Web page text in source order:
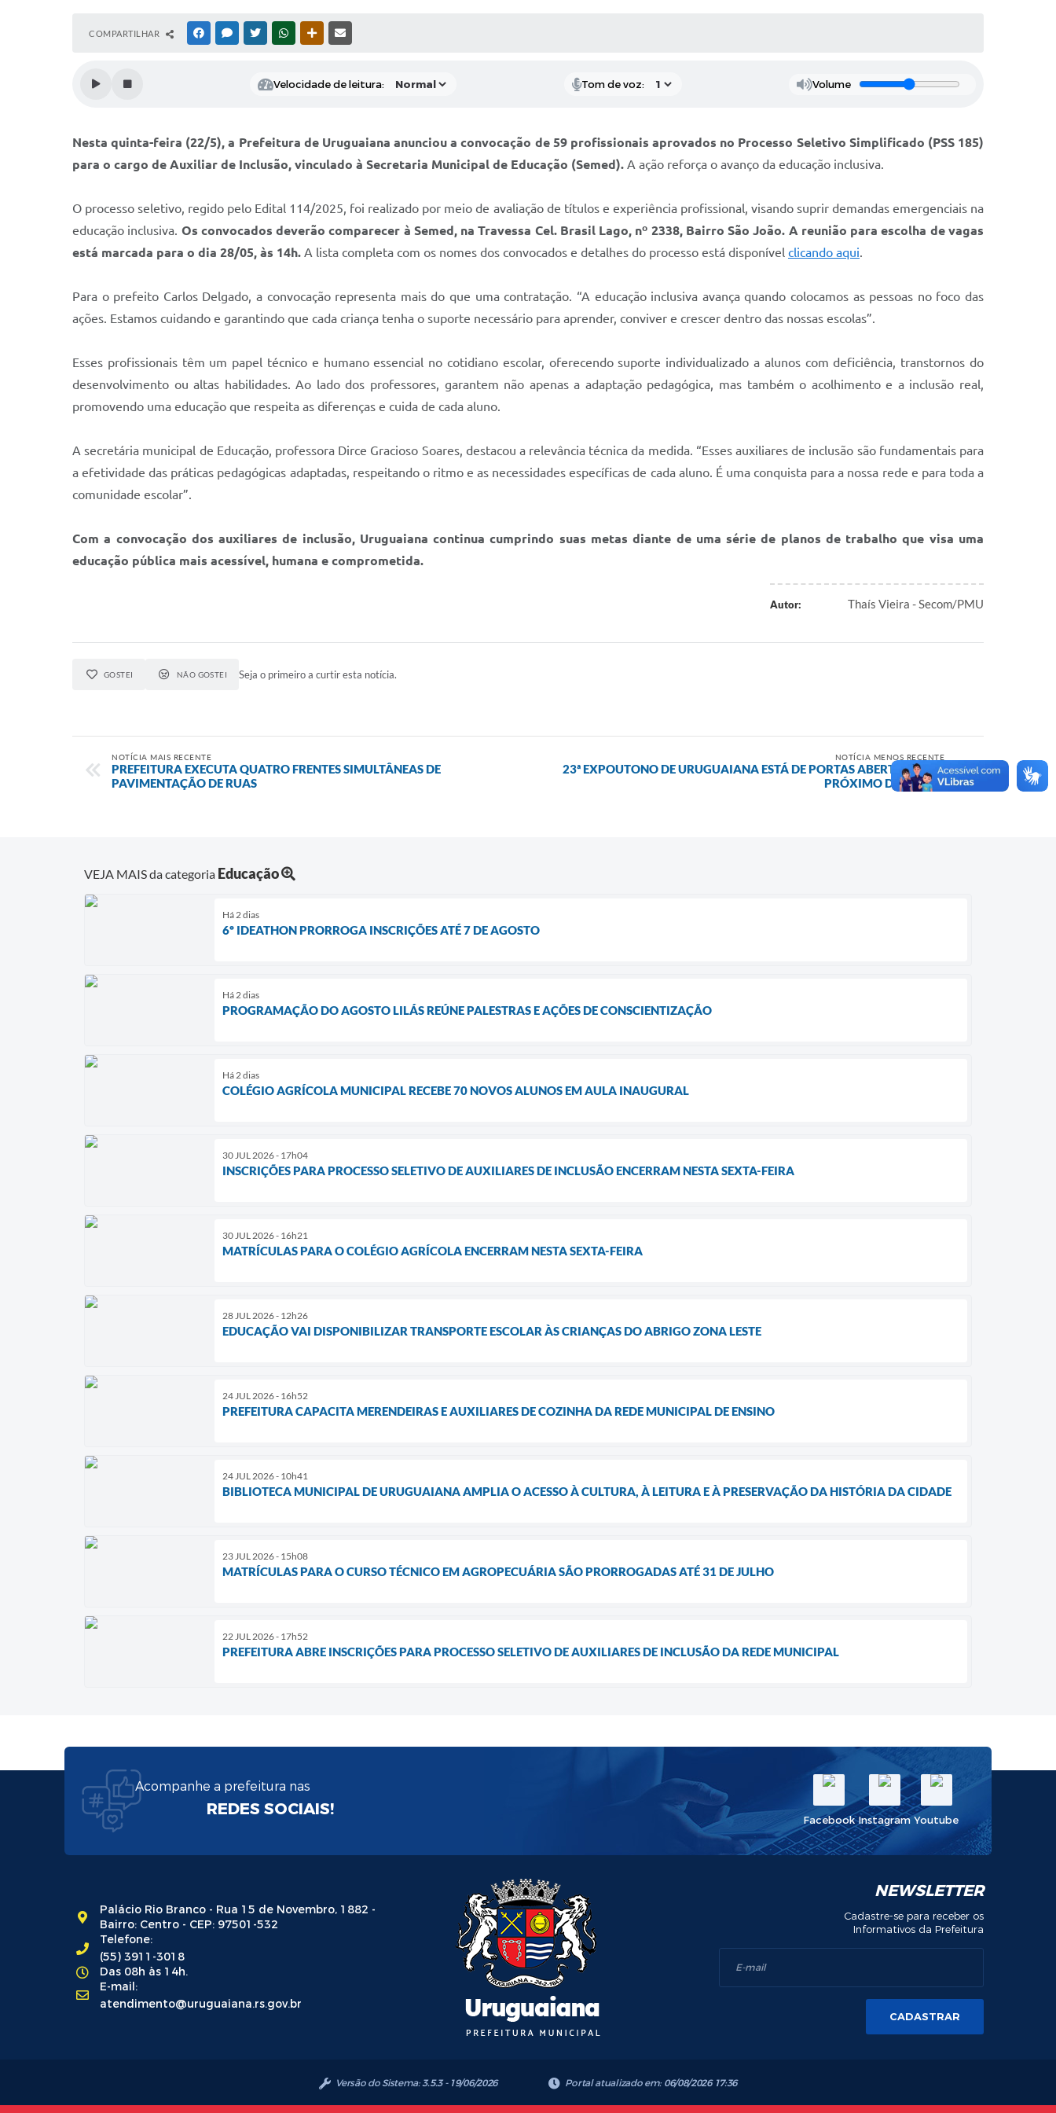
COMPARTILHAR FACEBOOKMESSENGER
TWITTERWHATSAPPOUTRAS MÍDIAS
Velocidade de leitura: Tom de voz: Volume
Nesta quinta-feira (22/5), a Prefeitura de Uruguaiana anunciou a convocação de 59 profissionais aprovados no Processo Seletivo Simplificado (PSS 185)
para o cargo de Auxiliar de Inclusão, vinculado à Secretaria Municipal de Educação (Semed). A ação reforça o avanço da educação inclusiva.
O processo seletivo, regido pelo Edital 114/2025, foi realizado por meio de avaliação de títulos e experiência profissional, visando suprir demandas emergenciais na
educação inclusiva. Os convocados deverão comparecer à Semed, na Travessa Cel. Brasil Lago, nº 2338, Bairro São João. A reunião para escolha de vagas
está marcada para o dia 28/05, às 14h. A lista completa com os nomes dos convocados e detalhes do processo está disponível clicando aqui.
Para o prefeito Carlos Delgado, a convocação representa mais do que uma contratação. “A educação inclusiva avança quando colocamos as pessoas no foco das
ações. Estamos cuidando e garantindo que cada criança tenha o suporte necessário para aprender, conviver e crescer dentro das nossas escolas”.
Esses profissionais têm um papel técnico e humano essencial no cotidiano escolar, oferecendo suporte individualizado a alunos com deficiência, transtornos do
desenvolvimento ou altas habilidades. Ao lado dos professores, garantem não apenas a adaptação pedagógica, mas também o acolhimento e a inclusão real,
promovendo uma educação que respeita as diferenças e cuida de cada aluno.
A secretária municipal de Educação, professora Dirce Gracioso Soares, destacou a relevância técnica da medida. “Esses auxiliares de inclusão são fundamentais para
a efetividade das práticas pedagógicas adaptadas, respeitando o ritmo e as necessidades específicas de cada aluno. É uma conquista para a nossa rede e para toda a
comunidade escolar”.
Com a convocação dos auxiliares de inclusão, Uruguaiana continua cumprindo suas metas diante de uma série de planos de trabalho que visa uma
educação pública mais acessível, humana e comprometida.
Autor: Thaís Vieira - Secom/PMU
GOSTEI NÃO GOSTEI Seja o primeiro a curtir esta notícia.
NOTÍCIA MAIS RECENTE
PREFEITURA EXECUTA QUATRO FRENTES SIMULTÂNEAS DE
PAVIMENTAÇÃO DE RUAS
NOTÍCIA MENOS RECENTE
23ª EXPOUTONO DE URUGUAIANA ESTÁ DE PORTAS ABERTAS ATÉ O
PRÓXIMO DOMINGO
VEJA MAIS da categoria Educação
Há 2 dias
6º IDEATHON PRORROGA INSCRIÇÕES ATÉ 7 DE AGOSTO
Há 2 dias
PROGRAMAÇÃO DO AGOSTO LILÁS REÚNE PALESTRAS E AÇÕES DE CONSCIENTIZAÇÃO
Há 2 dias
COLÉGIO AGRÍCOLA MUNICIPAL RECEBE 70 NOVOS ALUNOS EM AULA INAUGURAL
30 JUL 2026 - 17h04
INSCRIÇÕES PARA PROCESSO SELETIVO DE AUXILIARES DE INCLUSÃO ENCERRAM NESTA SEXTA-FEIRA
30 JUL 2026 - 16h21
MATRÍCULAS PARA O COLÉGIO AGRÍCOLA ENCERRAM NESTA SEXTA-FEIRA
28 JUL 2026 - 12h26
EDUCAÇÃO VAI DISPONIBILIZAR TRANSPORTE ESCOLAR ÀS CRIANÇAS DO ABRIGO ZONA LESTE
24 JUL 2026 - 16h52
PREFEITURA CAPACITA MERENDEIRAS E AUXILIARES DE COZINHA DA REDE MUNICIPAL DE ENSINO
24 JUL 2026 - 10h41
BIBLIOTECA MUNICIPAL DE URUGUAIANA AMPLIA O ACESSO À CULTURA, À LEITURA E À PRESERVAÇÃO DA HISTÓRIA DA CIDADE
23 JUL 2026 - 15h08
MATRÍCULAS PARA O CURSO TÉCNICO EM AGROPECUÁRIA SÃO PRORROGADAS ATÉ 31 DE JULHO
22 JUL 2026 - 17h52
PREFEITURA ABRE INSCRIÇÕES PARA PROCESSO SELETIVO DE AUXILIARES DE INCLUSÃO DA REDE MUNICIPAL
Acompanhe a prefeitura nas
REDES SOCIAIS!
Facebook Instagram Youtube
Palácio Rio Branco - Rua 15 de Novembro, 1882 -
Bairro: Centro - CEP: 97501-532
Telefone:
(55) 3911-3018
Das 08h às 14h.
E-mail:
atendimento@uruguaiana.rs.gov.br
NEWSLETTER
Cadastre-se para receber os
Informativos da Prefeitura
CADASTRAR
Versão do Sistema:3.5.3 - 19/06/2026 Portal atualizado em: 06/08/2026 17:36